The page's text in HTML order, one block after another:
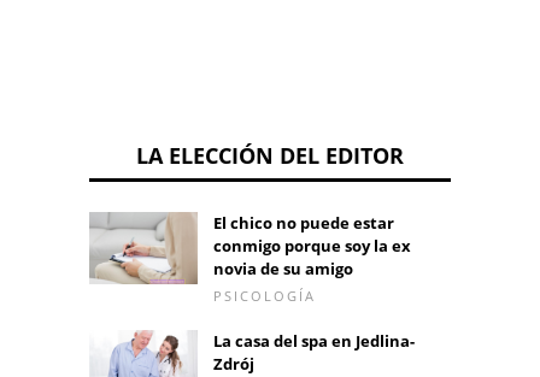
LA ELECCIÓN DEL EDITOR
El chico no puede estar
conmigo porque soy la ex
novia de su amigo
PSICOLOGÍA
La casa del spa en Jedlina-
Zdrój